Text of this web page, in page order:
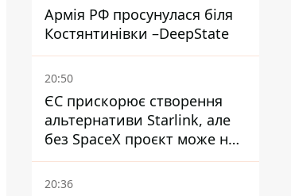
Армія РФ просунулася біля
Костянтинівки –DeepState
20:50
ЄС прискорює створення
альтернативи Starlink, але
без SpaceX проєкт може не
обійтися
20:36